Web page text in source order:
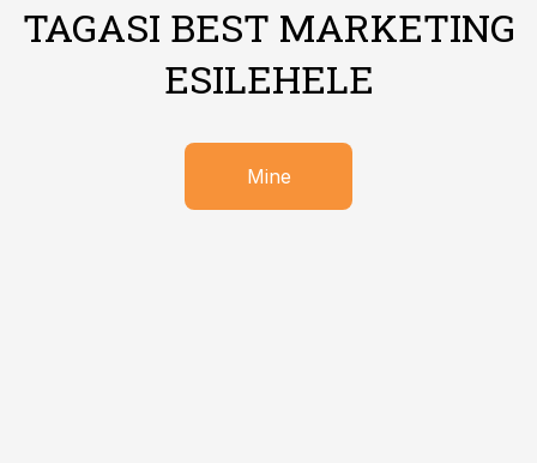
TAGASI BEST MARKETING
ESILEHELE
Mine